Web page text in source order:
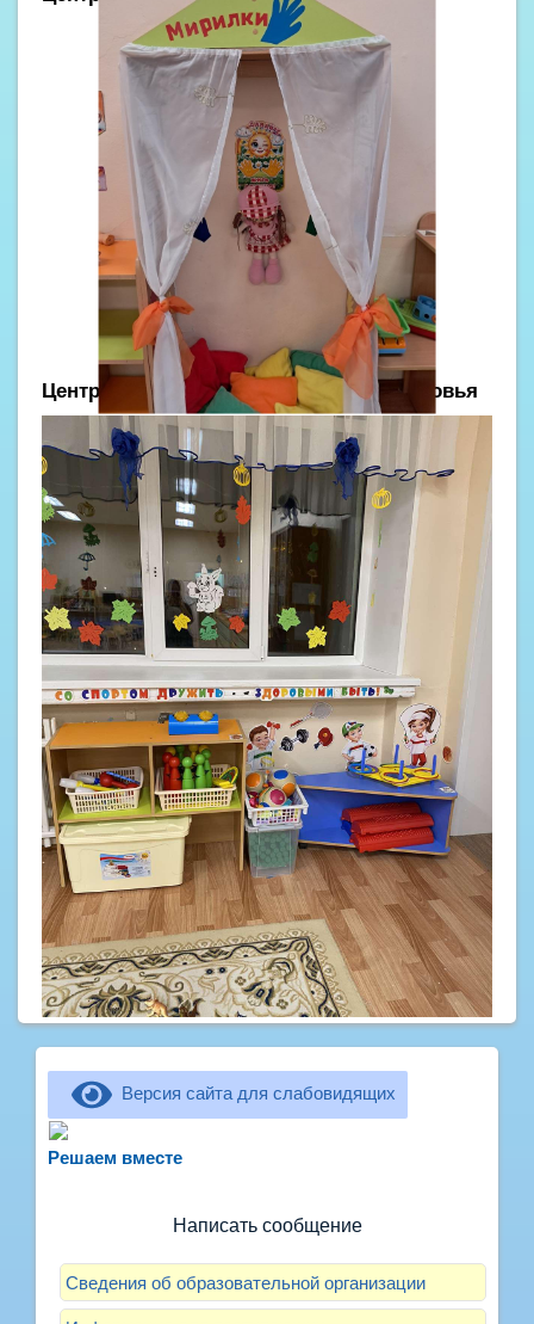
Центр двигательной активности и здоровья
Версия сайта для слабовидящих
Решаем вместерассказать о воспитателях? Знаете, как
Написать сообщение
Сведения об образовательной организации